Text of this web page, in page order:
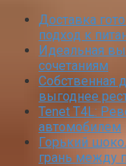
Доставка
подход к
Идеальная
сочетаниям
Собственная
выгоднее
Tenet T4L:
автомобилем
Горький
грань между